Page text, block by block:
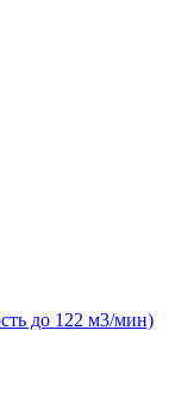
до 122 м3/мин)